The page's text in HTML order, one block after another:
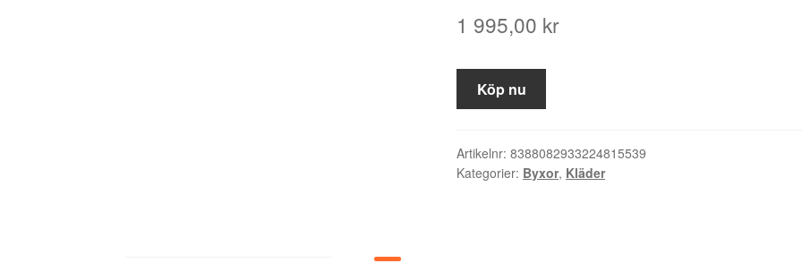
1 995,00 kr
Köp nu
Artikelnr:8388082933224815539
Kategorier: Byxor, Kläder